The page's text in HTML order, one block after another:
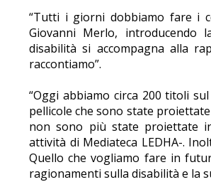
“Tutti i giorni dobbiamo fare i
Giovanni Merlo, introducendo
disabilità si accompagna alla
raccontiamo”.
“Oggi abbiamo circa 200 titoli
pellicole che sono state
non sono più state proiettate
attività di Mediateca LEDHA-.
Quello che vogliamo fare in
ragionamenti sulla disabilità e la